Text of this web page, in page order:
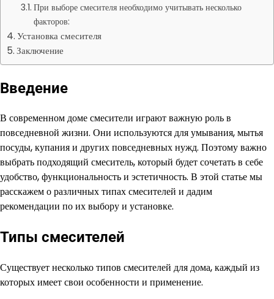
При выборе смесителя необходимо учитывать несколько
факторов:
Установка смесителя
Заключение
Введение
В современном доме смесители играют важную роль в
повседневной жизни. Они используются для умывания, мытья
посуды, купания и других повседневных нужд. Поэтому важно
выбрать подходящий смеситель, который будет сочетать в себе
удобство, функциональность и эстетичность. В этой статье мы
расскажем о различных типах смесителей и дадим
рекомендации по их выбору и установке.
Типы смесителей
Существует несколько типов смесителей для дома, каждый из
которых имеет свои особенности и применение.